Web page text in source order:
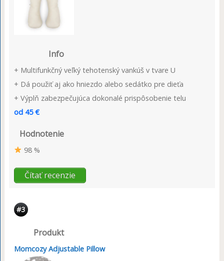
Info
+ Multifunkčný veľký tehotenský vankúš v tvare U
+ Dá použiť aj ako hniezdo alebo sedátko pre dieťa
+ Výplň zabezpečujúca dokonalé prispôsobenie telu
od 45 €
Hodnotenie
98 %
Čítať recenzie
#3
Produkt
Momcozy Adjustable Pillow